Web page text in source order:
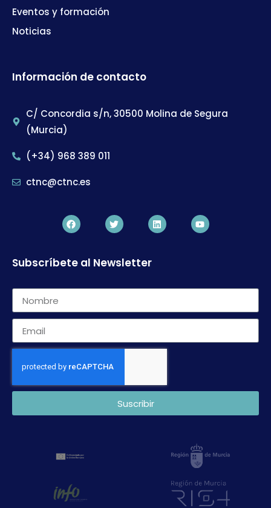
Eventos y formación
Noticias
Información de contacto
C/ Concordia s/n, 30500 Molina de Segura
(Murcia)
(+34) 968 389 011
ctnc@ctnc.es
Subscríbete al Newsletter
Suscribir